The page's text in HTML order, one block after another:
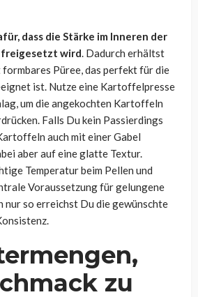
dass die Stärke im Inneren der
wird. Dadurch erhältst
formbares Püree, das perfekt für die
ist. Nutze eine Kartoffelpresse
um die angekochten Kartoffeln
Falls Du kein Passierdings
auch mit einer Gabel
aber auf eine glatte Textur.
Temperatur beim Pellen und
Voraussetzung für gelungene
so erreichst Du die gewünschte
zu